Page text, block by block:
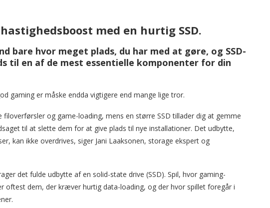
med en hurtig SSD.
bare hvor meget plads, du har med at gøre, og SSD-
til en af de mest essentielle komponenter for din
gaming er måske endda vigtigere end mange lige tror.
filoverførsler og game-loading, mens en større SSD tillader dig at gemme
til at slette dem for at give plads til nye installationer. Det udbytte,
kan ikke overdrives, siger Jani Laaksonen, storage ekspert og
det fulde udbytte af en solid-state drive (SSD). Spil, hvor gaming-
oftest dem, der kræver hurtig data-loading, og der hvor spillet foregår i